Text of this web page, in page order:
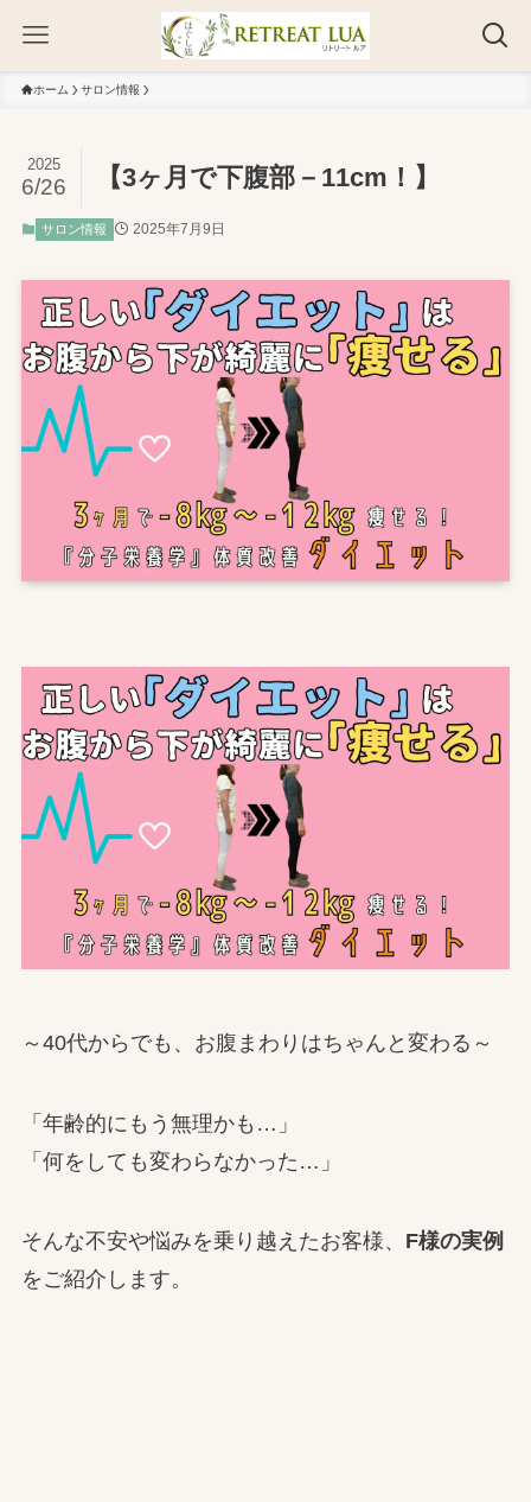
ホーム サロン情報
【3ヶ月で下腹部－11cm！】
2025
6/26
サロン情報 2025年7月9日
～40代からでも、お腹まわりはちゃんと変わる～
「年齢的にもう無理かも…」
「何をしても変わらなかった…」
そんな不安や悩みを乗り越えたお客様、 F様の実例
をご紹介します。